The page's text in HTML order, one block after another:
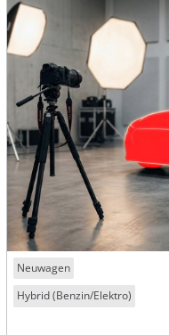
Neuwagen
Hybrid (Benzin/Elektro)